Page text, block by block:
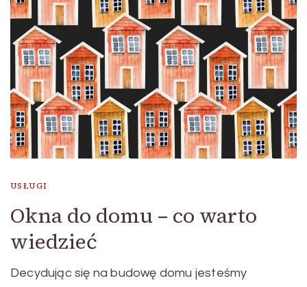
USŁUGI
Okna do domu – co warto
wiedzieć
Decydując się na budowę domu jesteśmy